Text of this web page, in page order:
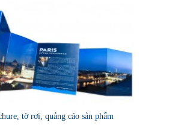
tờ rơi, quảng cáo sản phẩm